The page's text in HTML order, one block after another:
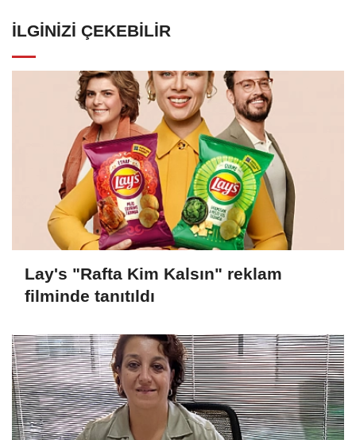
İLGINIZI ÇEKEBILIR
Lay's "Rafta Kim Kalsın" reklam
filminde tanıtıldı